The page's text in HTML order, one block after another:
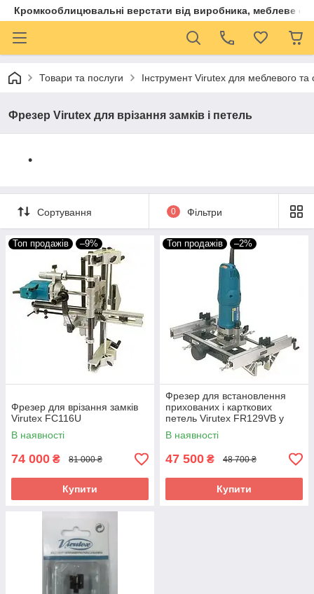
Кромкооблицювальні верстати від виробника, меблеве
Товари та послуги Інструмент Virutex для меблевого та
Фрезер Virutex для врізання замків і петель
Сортування 0 Фільтри
Топ продажів –9%
Фрезер для врізання замків
Virutex FC116U
В наявності
74 000 ₴ 81 000 ₴
Купити
Топ продажів –2%
Фрезер для встановлення
прихованих і карткових
петель Virutex FR129VB у
полотна й коробки
дерев'яних дверей
В наявності
47 500 ₴ 48 700 ₴
Купити